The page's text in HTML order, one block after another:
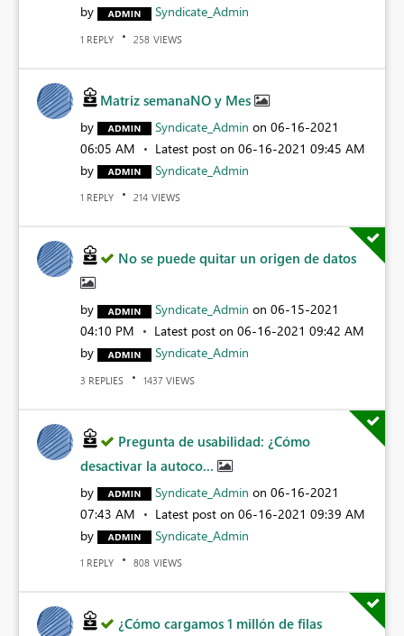
by
Syndicate_Admin
1 REPLY 258 VIEWS
Matriz semanaNO y Mes
by Syndicate_Admin on ‎06-16-2021
06:05 AM
Latest post on ‎06-16-2021 09:45 AM
by
Syndicate_Admin
1 REPLY 214 VIEWS
No se puede quitar un origen de datos
by Syndicate_Admin on ‎06-15-2021
04:10 PM
Latest post on ‎06-16-2021 09:42 AM
by
Syndicate_Admin
3 REPLIES 1437 VIEWS
Pregunta de usabilidad: ¿Cómo
desactivar la autoco...
by Syndicate_Admin on ‎06-16-2021
07:43 AM
Latest post on ‎06-16-2021 09:39 AM
by
Syndicate_Admin
1 REPLY 808 VIEWS
¿Cómo cargamos 1 millón de filas